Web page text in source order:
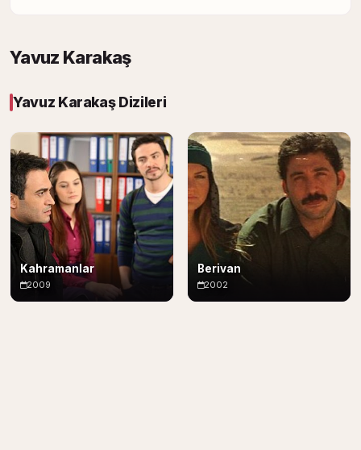
Yavuz Karakaş
Yavuz Karakaş Dizileri
Kahramanlar
2009
Berivan
2002